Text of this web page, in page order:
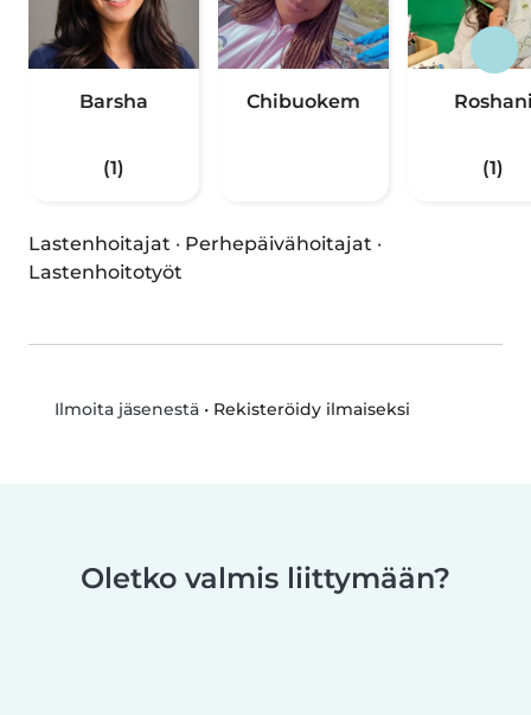
Barsha
(1)
Chibuokem
(1)
Lastenhoitajat · Perhepäivähoitajat ·
Lastenhoitotyöt
Ilmoita jäsenestä• Rekisteröidy ilmaiseksi
Oletko valmis liittymään?